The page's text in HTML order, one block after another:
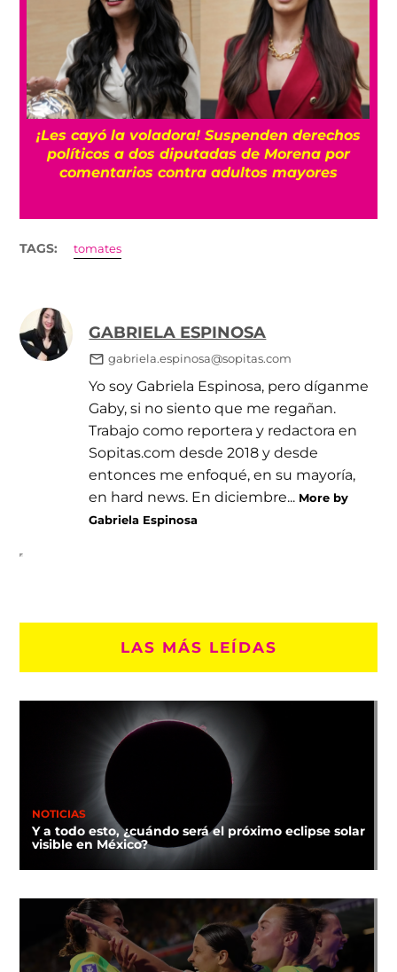
¡Les cayó la voladora! Suspenden derechos
políticos a dos diputadas de Morena por
comentarios contra adultos mayores
TAGS: tomates
GABRIELA ESPINOSA
gabriela.espinosa@sopitas.com
Yo soy Gabriela Espinosa, pero díganme
Gaby, si no siento que me regañan.
Trabajo como reportera y redactora en
Sopitas.com desde 2018 y desde
entonces me enfoqué, en su mayoría,
en hard news. En diciembre... More by
Gabriela Espinosa
LAS MÁS LEÍDAS
NOTICIAS
Y a todo esto, ¿cuándo será el próximo eclipse solar
visible en México?